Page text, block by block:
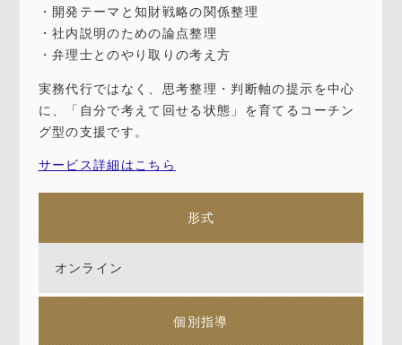
・開発テーマと知財戦略の関係整理
・社内説明のための論点整理
・弁理士とのやり取りの考え方
実務代行ではなく、思考整理・判断軸の提示を中心
に、「自分で考えて回せる状態」を育てるコーチン
グ型の支援です。
サービス詳細はこちら
形式
オンライン
個別指導